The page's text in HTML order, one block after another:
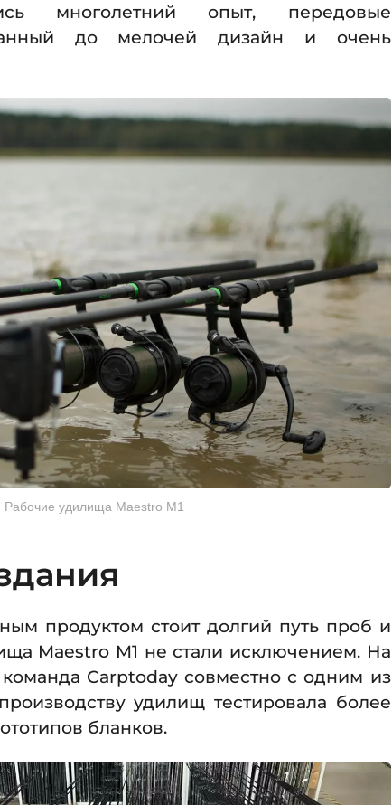
многолетний опыт, передовые
до мелочей дизайн и очень
Рабочие удилища Maestro M1
продуктом стоит долгий путь проб и
Maestro M1 не стали исключением. На
Carptoday совместно с одним из
удилищ тестировала более
бланков.